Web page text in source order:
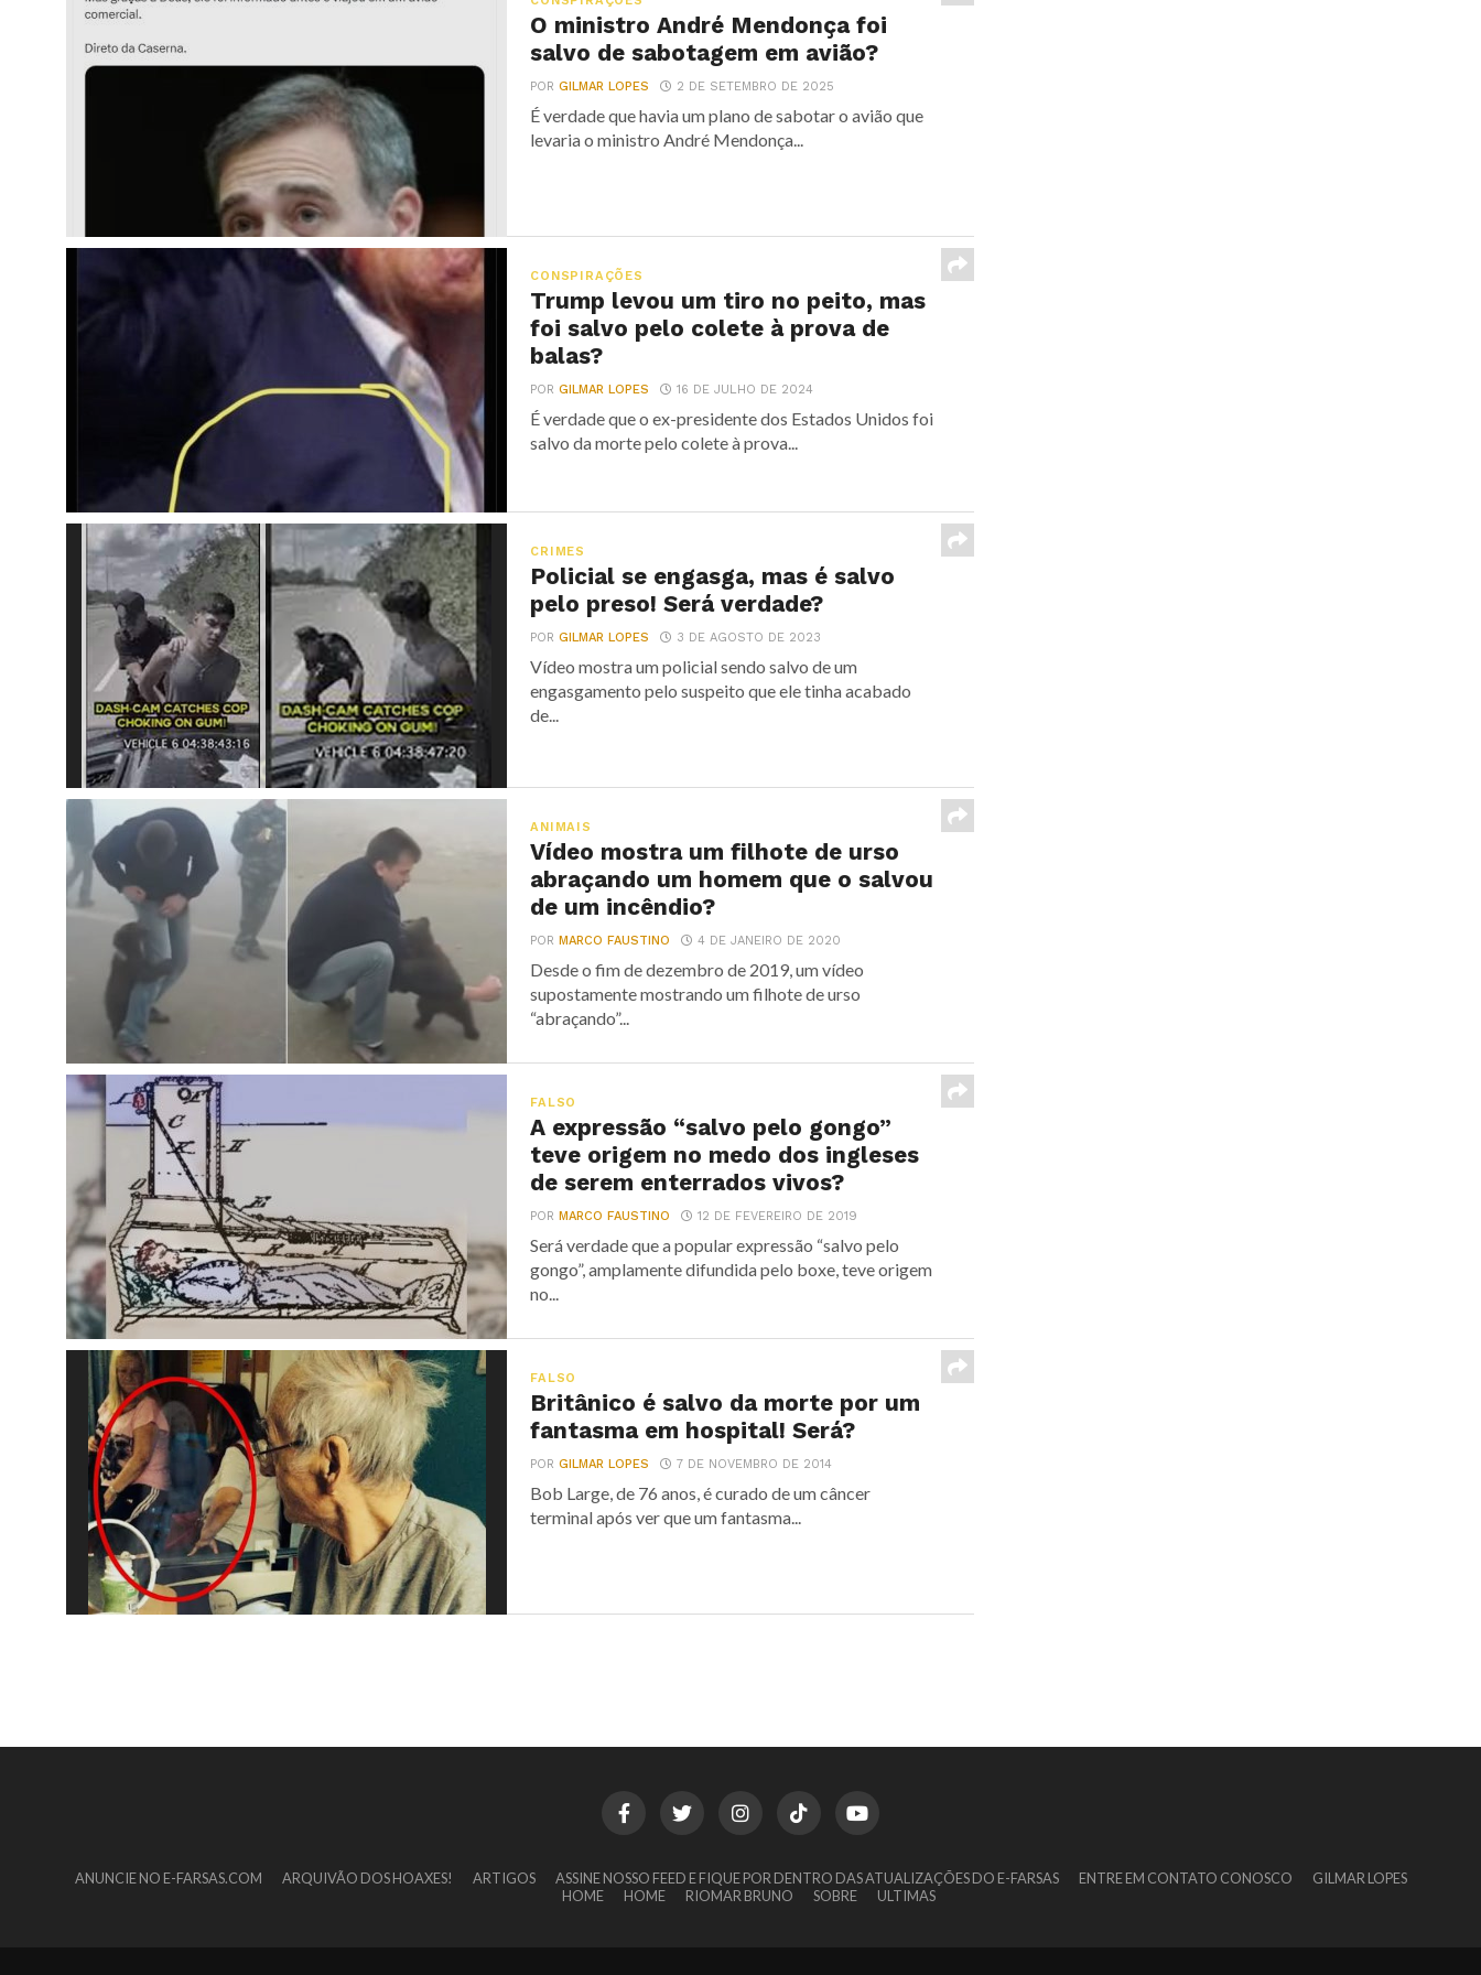
O ministro André Mendonça foi
salvo de sabotagem em avião?
PORGILMAR LOPES 2 DE SETEMBRO DE 2025
É verdade que havia um plano de sabotar o avião que
levaria o ministro André Mendonça...
CONSPIRAÇÕES
Trump levou um tiro no peito, mas
foi salvo pelo colete à prova de
balas?
PORGILMAR LOPES 16 DE JULHO DE 2024
É verdade que o ex-presidente dos Estados Unidos foi
salvo da morte pelo colete à prova...
CRIMES
Policial se engasga, mas é salvo
pelo preso! Será verdade?
PORGILMAR LOPES 3 DE AGOSTO DE 2023
Vídeo mostra um policial sendo salvo de um
engasgamento pelo suspeito que ele tinha acabado
de...
ANIMAIS
Vídeo mostra um filhote de urso
abraçando um homem que o salvou
de um incêndio?
PORMARCO FAUSTINO 4 DE JANEIRO DE 2020
Desde o fim de dezembro de 2019, um vídeo
supostamente mostrando um filhote de urso
“abraçando”...
FALSO
A expressão “salvo pelo gongo”
teve origem no medo dos ingleses
de serem enterrados vivos?
PORMARCO FAUSTINO 12 DE FEVEREIRO DE 2019
Será verdade que a popular expressão “salvo pelo
gongo”, amplamente difundida pelo boxe, teve origem
no...
FALSO
Britânico é salvo da morte por um
fantasma em hospital! Será?
PORGILMAR LOPES 7 DE NOVEMBRO DE 2014
Bob Large, de 76 anos, é curado de um câncer
terminal após ver que um fantasma...
ANUNCIE NO E-FARSAS.COM ARQUIVÃO DOS HOAXES! ARTIGOS ASSINE NOSSO FEED E FIQUE POR DENTRO DAS ATUALIZAÇÕES DO E-FARSAS ENTRE EM CONTATO CONOSCO
GILMAR LOPES
HOME
HOME RIOMAR BRUNO SOBRE ULTIMAS